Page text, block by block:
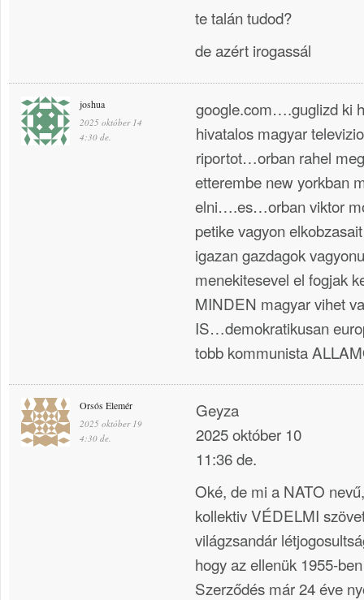
te talán tudod?
de azért irogassál
joshua
2025 október 14
4:30 de.
google.com….guglizd ki
hivatalos magyar
riportot…orban rahel
etterembe new yorkban
elni….es…orban viktor
petike vagyon
igazan gazdagok
menekitesevel el fogjak
MINDEN magyar vihet
IS…demokratikusan
tobb kommunista
Orsós Elemér
2025 október 19
4:30 de.
Geyza
2025 október 10
11:36 de.
Oké, de mi a NATO
kollektiv VÉDELMI
világzsandár
hogy az ellenük 1955-
Szerződés már 24 éve